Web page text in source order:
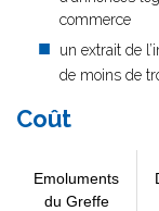
commerce
un extrait de
de moins de
Coût
Emoluments
du Greffe